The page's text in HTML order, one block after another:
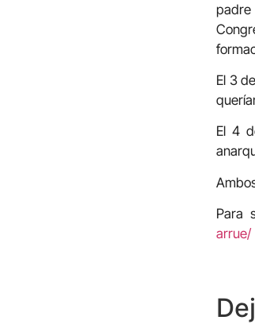
El 3
El 4
Para
arrue/